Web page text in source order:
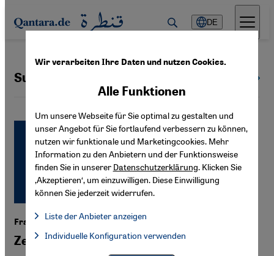
Direkt zum Inhalt springen
DE
Suizid
Frauenrechte im Nordirak
Zeit zum Umdenken
Wir verarbeiten Ihre Daten und nutzen Cookies.
Alle Funktionen
Um unsere Webseite für Sie optimal zu gestalten und
unser Angebot für Sie fortlaufend verbessern zu können,
nutzen wir funktionale und Marketingcookies. Mehr
Information zu den Anbietern und der Funktionsweise
finden Sie in unserer Datenschutzerklärung. Klicken Sie
‚Akzeptieren‘, um einzuwilligen. Diese Einwilligung
können Sie jederzeit widerrufen.
Liste der Anbieter anzeigen
Facebook Embed / Facebook Connect, Google Maps Embed,
Facebook Embed / Facebook Connect
Individuelle Konfiguration verwenden